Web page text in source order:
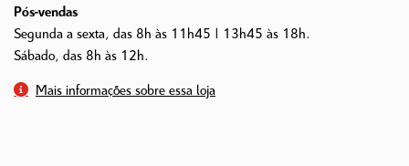
Pós-vendas
Segunda a sexta, das 8h às 11h45 | 13h45 às 18h.
Sábado, das 8h às 12h.
Mais informações sobre essa loja